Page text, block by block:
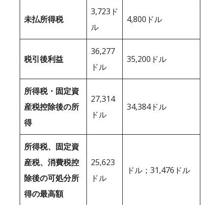
未払所得税
3,723ド
ル
4,800ドル
税引後利益
36,277
ドル
35,200ドル
所得税・固定資
産税控除後の所
得
27,314
ドル
34,384ドル
所得税、固定資
産税、消費税控
除後の可処分所
得の最高額
25,623
ドル
ドル；31,476ドル